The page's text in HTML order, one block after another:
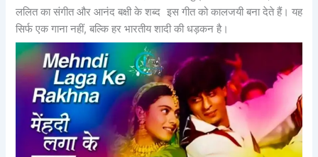
ललित का संगीत और आनंद बक्षी के शब्द इस गीत को कालजयी बना देते हैं। यह
सिर्फ एक गाना नहीं, बल्कि हर भारतीय शादी की धड़कन है।